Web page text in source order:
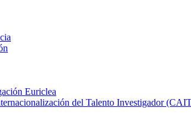
Euriclea
del Talento Investigador